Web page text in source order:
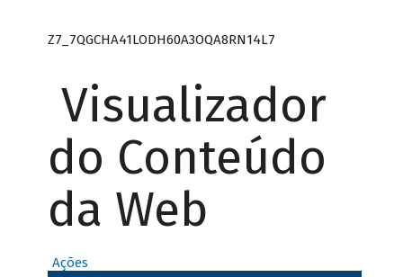
Z7_7QGCHA41LODH60A3OQA8RN14L7
Visualizador
do Conteúdo
da Web
Ações